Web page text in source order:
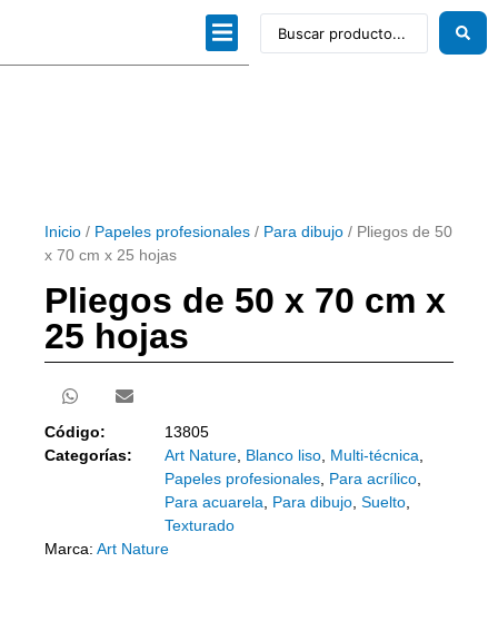
Inicio / Papeles profesionales / Para dibujo / Pliegos de 50
x 70 cm x 25 hojas
Pliegos de 50 x 70 cm x
25 hojas
Código:
13805
Categorías:
Art Nature Blanco liso Multi-técnica
Papeles profesionales Para acrílico
Para acuarela
Para dibujo Suelto
Texturado
Marca: Art Nature